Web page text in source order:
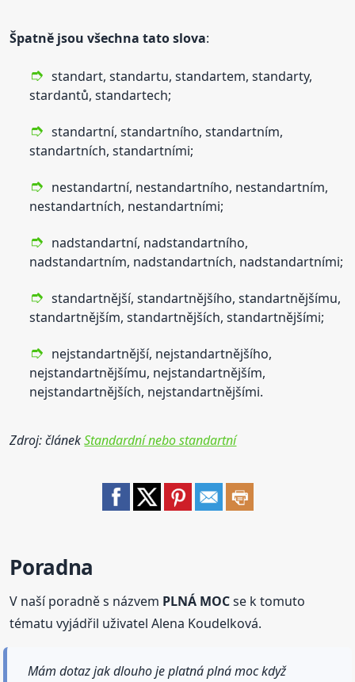
Špatně jsou všechna tato slova:
standart, standartu, standartem, standarty,
stardantů, standartech;
standartní, standartního, standartním,
standartních, standartními;
nestandartní, nestandartního, nestandartním,
nestandartních, nestandartními;
nadstandartní, nadstandartního,
nadstandartním, nadstandartních, nadstandartními;
standartnější, standartnějšího, standartnějšímu,
standartnějším, standartnějších, standartnějšími;
nejstandartnější, nejstandartnějšího,
nejstandartnějšímu, nejstandartnějším,
nejstandartnějších, nejstandartnějšími.
Zdroj: článekStandardní nebo standartní
Poradna
V naší poradně s názvem PLNÁ MOCse k tomuto
tématu vyjádřil uživatel Alena Koudelková.
Mám dotaz jak dlouho je platná plná moc když